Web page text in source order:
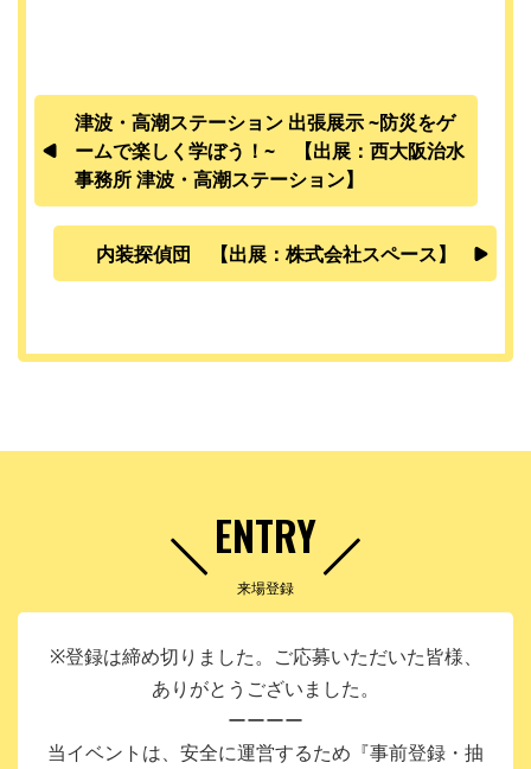
津波・高潮ステーション 出張展示 ~防災をゲ
ームで楽しく学ぼう！~ 【出展：西大阪治水
事務所 津波・高潮ステーション】
内装探偵団 【出展：株式会社スペース】
ENTRY
来場登録
※登録は締め切りました。ご応募いただいた皆様、
ありがとうございました。
ーーーー
当イベントは、安全に運営するため『事前登録・抽